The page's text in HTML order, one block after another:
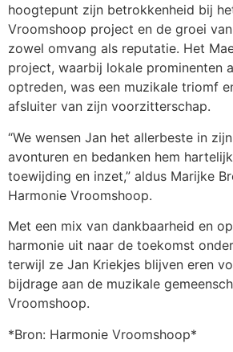
hoogtepunt zijn betrokkenheid bij
Vroomshoop project en de groei
zowel omvang als reputatie. Het
project, waarbij lokale prominenten
optreden, was een muzikale triomf
afsluiter van zijn voorzitterschap.
“We wensen Jan het allerbeste in
avonturen en bedanken hem
toewijding en inzet,” aldus Marijke
Harmonie Vroomshoop.
Met een mix van dankbaarheid en
harmonie uit naar de toekomst
terwijl ze Jan Kriekjes blijven eren
bijdrage aan de muzikale
Vroomshoop.
*Bron: Harmonie Vroomshoop*